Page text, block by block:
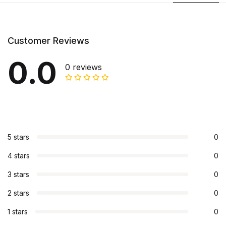
Customer Reviews
0.0 0 reviews
5 stars 0
4 stars 0
3 stars 0
2 stars 0
1 stars 0